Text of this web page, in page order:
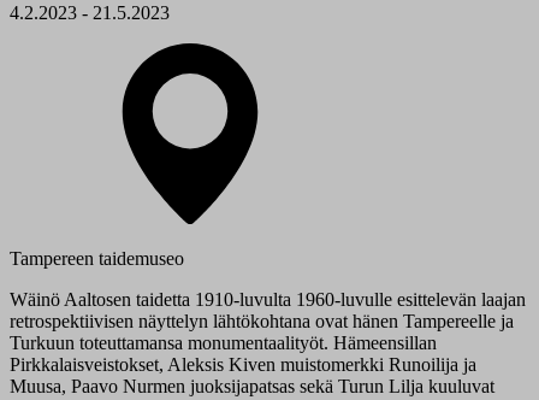
4.2.2023 - 21.5.2023
Tampereen taidemuseo
Wäinö Aaltosen taidetta 1910-luvulta 1960-luvulle esittelevän laajan
retrospektiivisen näyttelyn lähtökohtana ovat hänen Tampereelle ja
Turkuun toteuttamansa monumentaalityöt. Hämeensillan
Pirkkalaisveistokset, Aleksis Kiven muistomerkki Runoilija ja
Muusa, Paavo Nurmen juoksijapatsas sekä Turun Lilja kuuluvat